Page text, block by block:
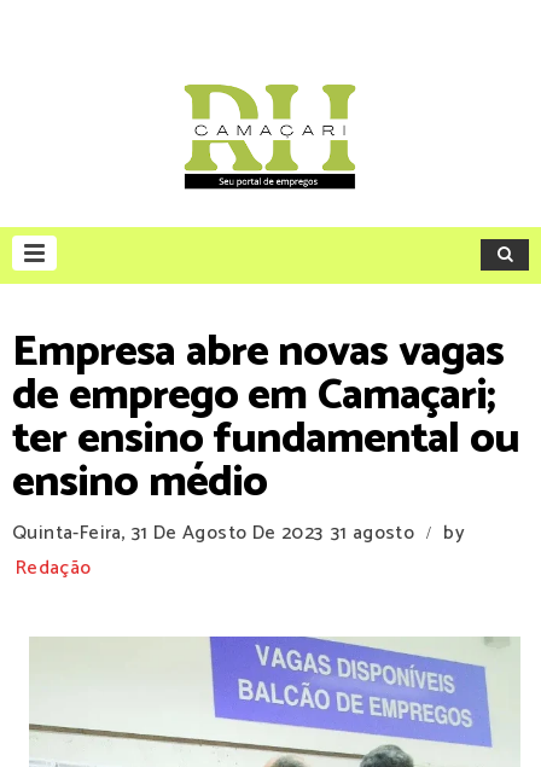
Empresa abre novas vagas
de emprego em Camaçari;
ter ensino fundamental ou
ensino médio
Quinta-Feira, 31 De Agosto De 2023 31 agosto /
by
Redação